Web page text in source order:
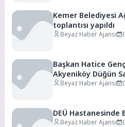
Kemer Belediyesi
toplantısı yapıldı
Beyaz Haber Ajansı
Başkan Hatice
Akyeniköy Düğün
Ücretsiz
Beyaz Haber Ajansı
DEÜ Hastanesinde
Beyaz Haber Ajansı